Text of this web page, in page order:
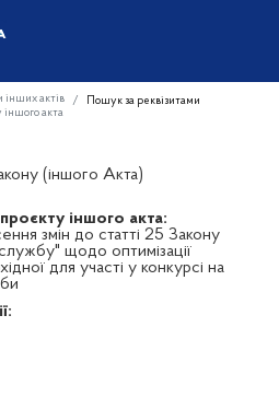
інших актів
Пошук за реквізитами
іншого акта
(іншого Акта)
іншого акта:
змін до статті 25 Закону
щодо оптимізації
для участі у конкурсі на